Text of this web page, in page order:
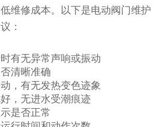
维修成本。以下是电动阀门维护
：
有无异常声响或振动
清晰准确
，有无发热变色迹象
，无进水受潮痕迹
是否正常